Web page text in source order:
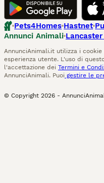
Pets4Homes Hastnet
Annunci Animali
AnnunciAnimali.it utilizza i
esperienza utente. L'uso di
l'accettazione dei Termini e
AnnunciAnimali. Puoi gestire le
© Copyright 2026 -